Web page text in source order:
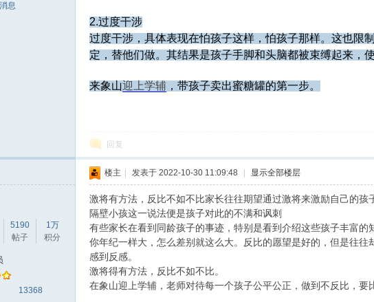
息
2.过度干涉
过度干涉，具体表现在怕孩子这样，怕孩子那样。这也限
定，替他们做。其结果是孩子手脚和头脑都被束缚起来，
来象山迎上学辅 ，带孩子卖出蜜糖罐的第一步。
回复
5190
帖子
1万
积分
13368
楼主 发表于 2022-10-30 11:09:48 显示全部楼层
激将有方法，反比不如不比家长往往期望通过激将来激励自己的孩
隔壁小孩这一说法便是孩子对此的不满和讽刺
有些家长在看到同龄孩子的事迹，特别是看到介绍这些孩子丰富
你年纪一样大，怎么差别就这么大。反比的愿望是好的，但是往
感到反感。
激将得有方法，反比不如不比。
在象山迎上学辅，老师对待每一个孩子公平公正，做到不反比，要